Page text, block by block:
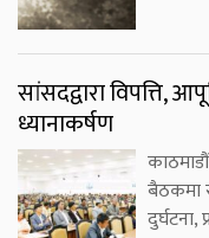
सांसदद्वारा विपत्ति,
ध्यानाकर्षण
बैठकमा
दुर्घटना,